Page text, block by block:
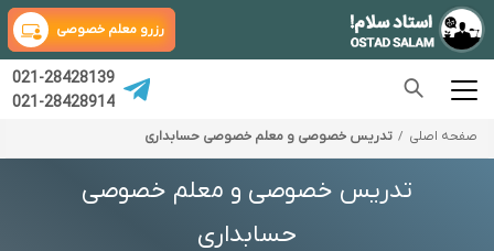
رزرو معلم خصوصی
021-28428139
021-28428914
صفحه اصلی تدریس خصوصی و معلم خصوصی حسابداری
تدریس خصوصی و معلم خصوصی
حسابداری